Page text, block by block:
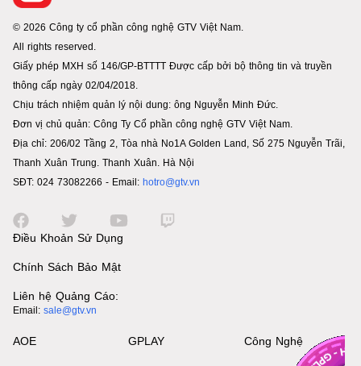
© 2026 Công ty cổ phần công nghệ GTV Việt Nam.
All rights reserved.
Giấy phép MXH số 146/GP-BTTTT Được cấp bởi bộ thông tin và truyền
thông cấp ngày 02/04/2018.
Chịu trách nhiệm quản lý nội dung: ông Nguyễn Minh Đức.
Đơn vị chủ quản: Công Ty Cổ phần công nghệ GTV Việt Nam.
Địa chỉ: 206/02 Tầng 2, Tòa nhà No1A Golden Land, Số 275 Nguyễn Trãi,
Thanh Xuân Trung. Thanh Xuân. Hà Nội
SĐT: 024 73082266 - Email: hotro@gtv.vn
Điều Khoản Sử Dụng
Chính Sách Bảo Mật
Liên hệ Quảng Cáo:
Email: sale@gtv.vn
AOE GPLAY Công Nghệ